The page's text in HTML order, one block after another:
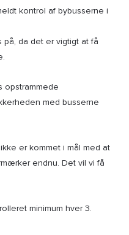
kontrol af bybusserne i
da det er vigtigt at få
opstrammede
med busserne
er kommet i mål med at
endnu. Det vil vi få
minimum hver 3.